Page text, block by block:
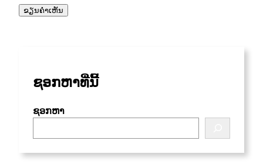
ຊອກຫາທີ່ນີ້
ຊອກຫາ